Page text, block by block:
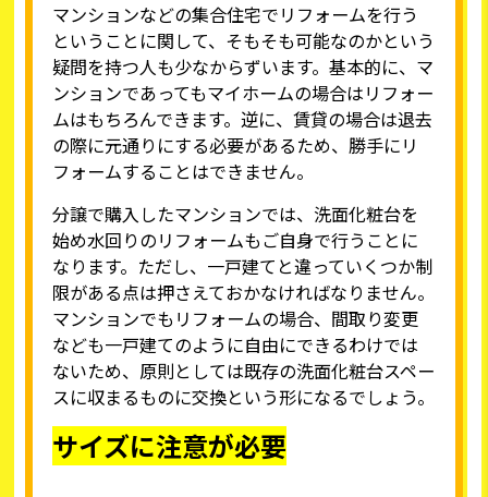
マンションなどの集合住宅でリフォームを行う
ということに関して、そもそも可能なのかという
疑問を持つ人も少なからずいます。基本的に、マ
ンションであってもマイホームの場合はリフォー
ムはもちろんできます。逆に、賃貸の場合は退去
の際に元通りにする必要があるため、勝手にリ
フォームすることはできません。
分譲で購入したマンションでは、洗面化粧台を
始め水回りのリフォームもご自身で行うことに
なります。ただし、一戸建てと違っていくつか制
限がある点は押さえておかなければなりません。
マンションでもリフォームの場合、間取り変更
なども一戸建てのように自由にできるわけでは
ないため、原則としては既存の洗面化粧台スペー
スに収まるものに交換という形になるでしょう。
サイズに注意が必要